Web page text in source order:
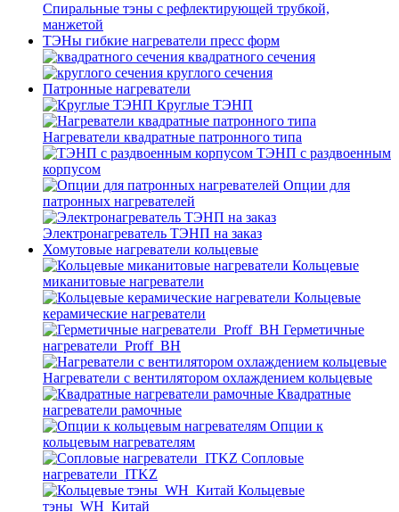
Спиральные тэны с рефлектирующей трубкой,
манжетой
ТЭНы гибкие нагреватели пресс форм
квадратного сечения
круглого сечения
Патронные нагреватели
Круглые ТЭНП
Нагреватели квадратные патронного типа
ТЭНП с раздвоенным
корпусом
Опции для
патронных нагревателей
Электронагреватель ТЭНП на заказ
Хомутовые нагреватели кольцевые
Кольцевые
миканитовые нагреватели
Кольцевые
керамические нагреватели
Герметичные
нагреватели_Proff_BH
Нагреватели с вентилятором охлаждением кольцевые
Квадратные
нагреватели рамочные
Опции к
кольцевым нагревателям
Cопловые
нагреватели_ITKZ
Кольцевые
тэны_WH_Китай